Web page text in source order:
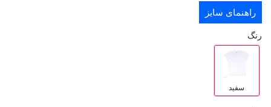
راهنمای سایز
رنگ
سفید